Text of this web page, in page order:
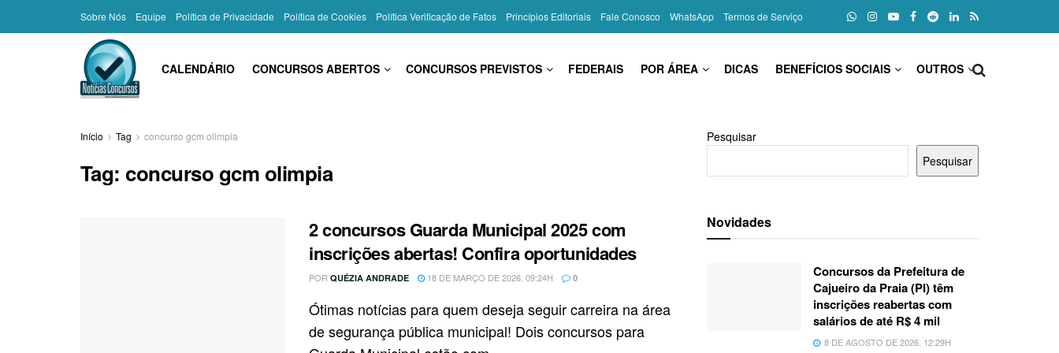
Sobre Nós Equipe Política de Privacidade Política de Cookies Política Verificação de Fatos Princípios Editoriais Fale Conosco WhatsApp Termos de Serviço
CALENDÁRIO CONCURSOS ABERTOS CONCURSOS PREVISTOS FEDERAIS POR ÁREA DICAS BENEFÍCIOS SOCIAIS OUTROS
Início Tag concurso gcm olimpia
Tag: concurso gcm olimpia
2 concursos Guarda Municipal 2025 com
inscrições abertas! Confira oportunidades
POR QUÉZIA ANDRADE 18 DE MARÇO DE 2026, 09:24H 0
Ótimas notícias para quem deseja seguir carreira na área
de segurança pública municipal! Dois concursos para
Pesquisar
Pesquisar
Novidades
Concursos da Prefeitura de
Cajueiro da Praia (PI) têm
inscrições reabertas com
salários de até R$ 4 mil
8 DE AGOSTO DE 2026, 12:29H